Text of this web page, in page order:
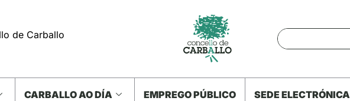
de Carballo
CARBALLO AO DÍA EMPREGO PÚBLICO SEDE ELECTRÓNICA